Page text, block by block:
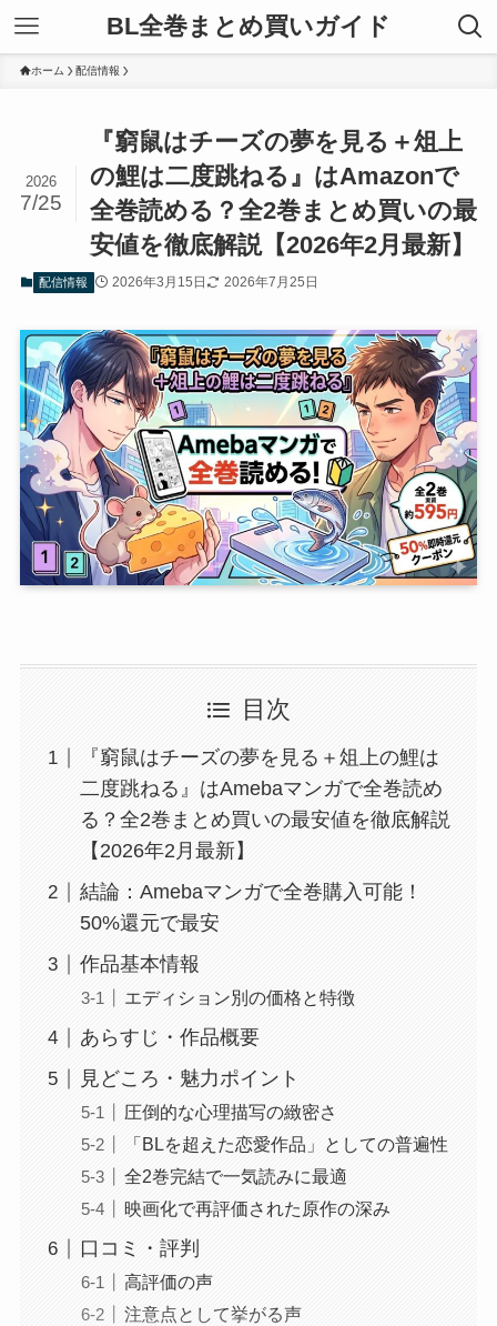
BL全巻まとめ買いガイド
ホーム 配信情報
『窮鼠はチーズの夢を見る＋俎上
の鯉は二度跳ねる』はAmazonで
全巻読める？全2巻まとめ買いの最
安値を徹底解説【2026年2月最新】
2026
7/25
配信情報 2026年3月15日 2026年7月25日
目次
『窮鼠はチーズの夢を見る＋俎上の鯉は
二度跳ねる』はAmebaマンガで全巻読め
る？全2巻まとめ買いの最安値を徹底解説
【2026年2月最新】
結論：Amebaマンガで全巻購入可能！
50%還元で最安
作品基本情報
エディション別の価格と特徴
あらすじ・作品概要
見どころ・魅力ポイント
圧倒的な心理描写の緻密さ
「BLを超えた恋愛作品」としての普遍性
全2巻完結で一気読みに最適
映画化で再評価された原作の深み
口コミ・評判
高評価の声
注意点として挙がる声